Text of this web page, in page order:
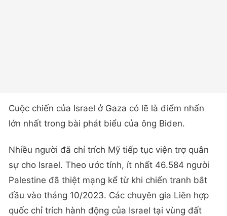
Cuộc chiến của Israel ở Gaza có lẽ là điểm nhấn
lớn nhất trong bài phát biểu của ông Biden.
Nhiều người đã chỉ trích Mỹ tiếp tục viện trợ quân
sự cho Israel. Theo ước tính, ít nhất 46.584 người
Palestine đã thiệt mạng kể từ khi chiến tranh bắt
đầu vào tháng 10/2023. Các chuyên gia Liên hợp
quốc chỉ trích hành động của Israel tại vùng đất